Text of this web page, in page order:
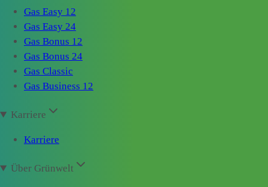
Gas Easy 12
Gas Easy 24
Gas Bonus 12
Gas Bonus 24
Gas Classic
Gas Business 12
Karriere
Karriere
Über Grünwelt